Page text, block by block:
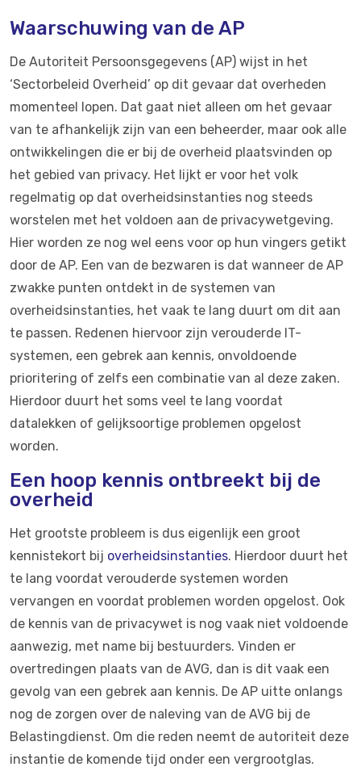
Waarschuwing van de AP
De Autoriteit Persoonsgegevens (AP) wijst in het
‘Sectorbeleid Overheid’ op dit gevaar dat overheden
momenteel lopen. Dat gaat niet alleen om het gevaar
van te afhankelijk zijn van een beheerder, maar ook alle
ontwikkelingen die er bij de overheid plaatsvinden op
het gebied van privacy. Het lijkt er voor het volk
regelmatig op dat overheidsinstanties nog steeds
worstelen met het voldoen aan de privacywetgeving.
Hier worden ze nog wel eens voor op hun vingers getikt
door de AP. Een van de bezwaren is dat wanneer de AP
zwakke punten ontdekt in de systemen van
overheidsinstanties, het vaak te lang duurt om dit aan
te passen. Redenen hiervoor zijn verouderde IT-
systemen, een gebrek aan kennis, onvoldoende
prioritering of zelfs een combinatie van al deze zaken.
Hierdoor duurt het soms veel te lang voordat
datalekken of gelijksoortige problemen opgelost
worden.
Een hoop kennis ontbreekt bij de
overheid
Het grootste probleem is dus eigenlijk een groot
kennistekort bij overheidsinstanties. Hierdoor duurt het
te lang voordat verouderde systemen worden
vervangen en voordat problemen worden opgelost. Ook
de kennis van de privacywet is nog vaak niet voldoende
aanwezig, met name bij bestuurders. Vinden er
overtredingen plaats van de AVG, dan is dit vaak een
gevolg van een gebrek aan kennis. De AP uitte onlangs
nog de zorgen over de naleving van de AVG bij de
Belastingdienst. Om die reden neemt de autoriteit deze
instantie de komende tijd onder een vergrootglas.